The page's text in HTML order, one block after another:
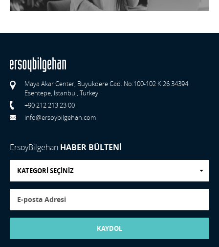
Maya Akar Center, Buyukdere Cad. No:100-102 K:26 34394
Esentepe, Istanbul, Turkey
+90 212 213 23 00
info@ersoybilgehan.com
ErsoyBilgehan HABER BÜLTENİ
KATEGORİ SEÇİNİZ
KAYDOL